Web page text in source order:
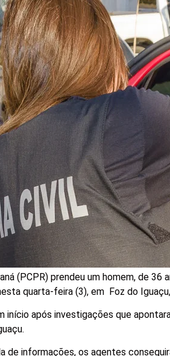
(PCPR) prendeu um homem, de
quarta-feira (3), em Foz do
início após investigações que
de informações, os agentes